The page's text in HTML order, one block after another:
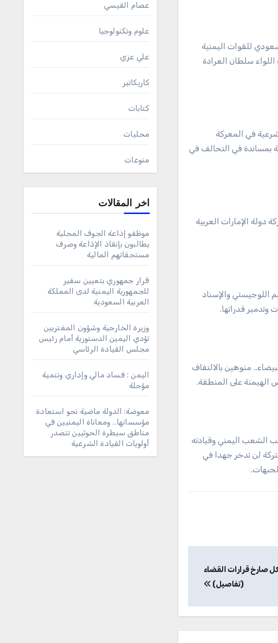
للقوات اليمنية
سلطان العرادة
في المعركة
بمساندة في التحالف في
دولة الإمارات العربية
اللوجيستي والإسناد
قدراتها.
منوهين بالالتفاف
الهيمنة على المنطقة.
الشعب اليمني وقيادته
لن تدخر جهدا في
صارخ قرارات القضاء
(تفاصيل)
عصام القيسي
علوم وتكنولوجيا
علي عزي
كاريكاتير
كتابات
محليات
منوعات
اخر المقالات
موظفو إذاعة الجوف المحلية
يطالبون بإنقاذ الإذاعة وصرف
مستحقاتهم المالية
قرار جمهوري بتعيين سفير
للجمهورية اليمنية لدى المملكة
العربية السعودية
وزيرة الخارجية وشؤون المغتربين
تؤدي اليمين الدستورية أمام رئيس
مجلس القيادة الرئاسي
اليمن : فساد مالي وإداري وتنمية
مؤجلة
معوضة: الدولة ماضية نحو استعادة
مؤسساتها.. ومعاناة اليمنيين في
مناطق سيطرة الحوثيين تتصدر
أولويات القيادة الشرعية